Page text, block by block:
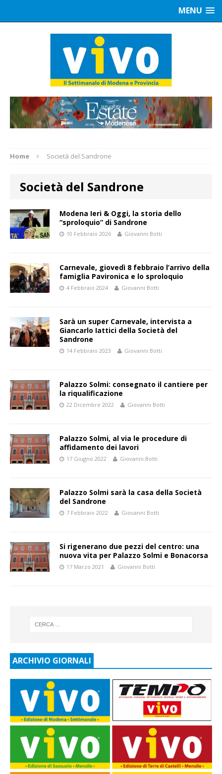
MENU
Home Società del Sandrone
Società del Sandrone
Modena Ieri & Oggi, la storia dello
“sproloquio” di Sandrone
10 Febbraio 2026 Giovanni Botti
Carnevale, giovedì 8 febbraio l’arrivo della
famiglia Pavironica e lo sproloquio
4 Febbraio 2024 Giovanni Botti
Sarà un super Carnevale, intervista a
Giancarlo Iattici della Società del
Sandrone
14 Febbraio 2023 Giovanni Botti
Palazzo Solmi: consegnato il cantiere per
la riqualificazione
22 Dicembre 2022 Giovanni Botti
Palazzo Solmi, al via le procedure di
affidamento dei lavori
17 Giugno 2022 Giovanni Botti
Palazzo Solmi sarà la casa della Società
del Sandrone
7 Febbraio 2022 Giovanni Botti
Si rigenerano due pezzi del centro: una
nuova vita per Palazzo Solmi e Bonacorsa
17 Marzo 2021 Giovanni Botti
ARCHIVIO GIORNALI